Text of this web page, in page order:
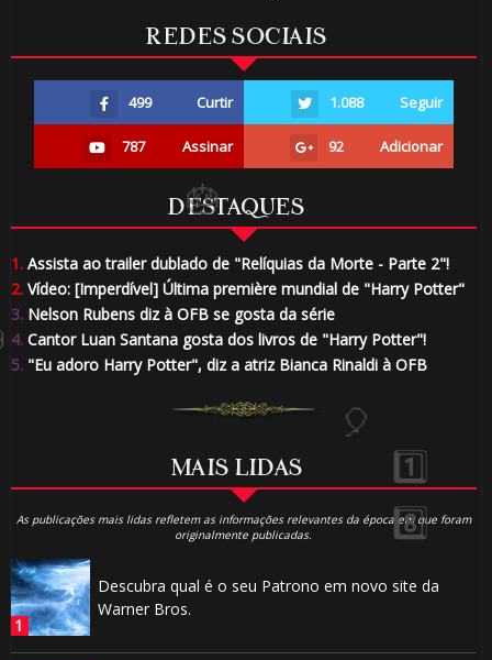
REDES SOCIAIS
499 Curtir 1.088 Seguir
787 Assinar 92 Adicionar
DESTAQUES
1.Assista ao trailer dublado de "Relíquias da Morte - Parte 2"!
2.Vídeo: [Imperdível] Última première mundial de "Harry Potter"
3.Nelson Rubens diz à OFB se gosta da série
4.Cantor Luan Santana gosta dos livros de "Harry Potter"!
5."Eu adoro Harry Potter", diz a atriz Bianca Rinaldi à OFB
MAIS LIDAS
As publicações mais lidas refletem as informações relevantes da época em que foram
originalmente publicadas.
Descubra qual é o seu Patrono em novo site da
Warner Bros.
🎂
🎈
1️⃣ 8️⃣